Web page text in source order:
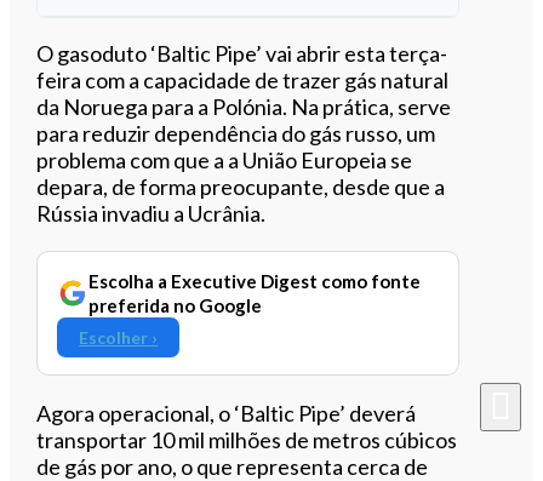
Ouvir este artigo
O gasoduto ‘Baltic Pipe’ vai abrir esta terça-
feira com a capacidade de trazer gás natural
da Noruega para a Polónia. Na prática, serve
para reduzir dependência do gás russo, um
problema com que a a União Europeia se
depara, de forma preocupante, desde que a
Rússia invadiu a Ucrânia.
Escolha a Executive Digest como fonte
preferida no Google
Escolher ›
Agora operacional, o ‘Baltic Pipe’ deverá
transportar 10 mil milhões de metros cúbicos
de gás por ano, o que representa cerca de